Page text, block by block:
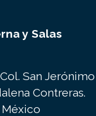
y Salas
San Jerónimo
Contreras.
México